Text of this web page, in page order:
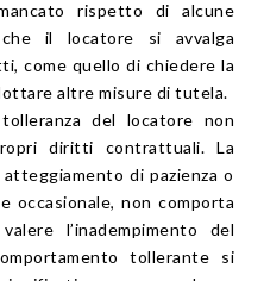
rispetto di alcune
il locatore si avvalga
come quello di chiedere la
altre misure di tutela.
del locatore non
diritti contrattuali. La
di pazienza o
occasionale, non comporta
l’inadempimento del
tollerante si